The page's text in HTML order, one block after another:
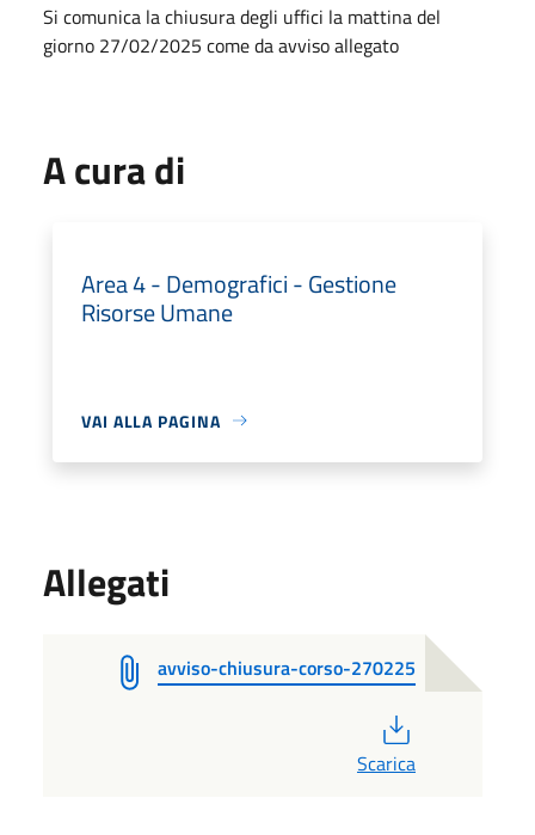
Si comunica la chiusura degli uffici la mattina del
giorno 27/02/2025 come da avviso allegato
A cura di
Area 4 - Demografici - Gestione
Risorse Umane
VAI ALLA PAGINA
Allegati
avviso-chiusura-corso-270225
Scarica